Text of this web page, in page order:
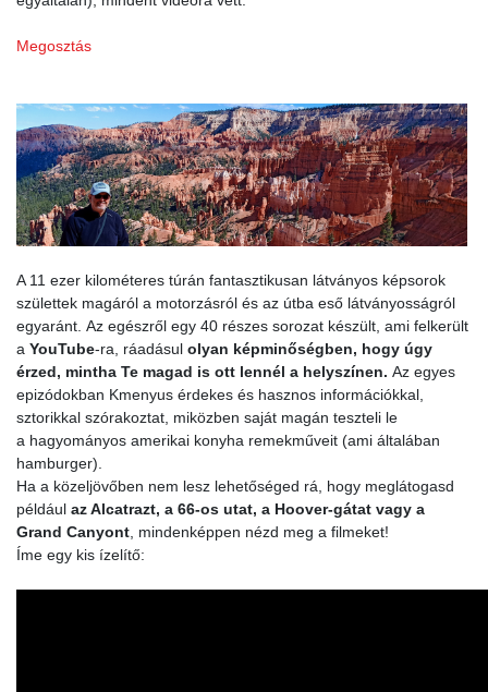
Megosztás
A 11 ezer kilométeres túrán fantasztikusan látványos képsorok
születtek magáról a motorzásról és az útba eső látványosságról
egyaránt. Az egészről egy 40 részes sorozat készült, ami felkerült
a YouTube-ra, ráadásul olyan képminőségben, hogy úgy
érzed, mintha Te magad is ott lennél a helyszínen. Az egyes
epizódokban Kmenyus érdekes és hasznos információkkal,
sztorikkal szórakoztat, miközben saját magán teszteli le
a hagyományos amerikai konyha remekműveit (ami általában
hamburger).
Ha a közeljövőben nem lesz lehetőséged rá, hogy meglátogasd
például az Alcatrazt, a 66-os utat, a Hoover-gátat vagy a
Grand Canyont, mindenképpen nézd meg a filmeket!
Íme egy kis ízelítő: